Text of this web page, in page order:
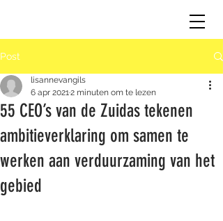
Post
55 CEO’s van de Zuidas tekenen
ambitieverklaring om samen te
werken aan verduurzaming van het
gebied
lisannevangils
6 apr 20212 minuten om te lezen